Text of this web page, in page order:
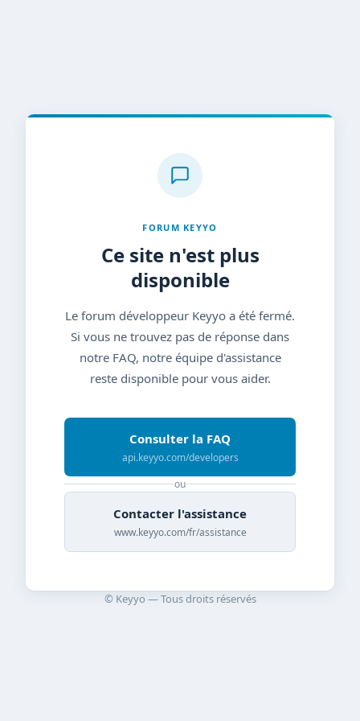
FORUM KEYYO
Ce site n'est plus
disponible
Le forum développeur Keyyo a été fermé.
Si vous ne trouvez pas de réponse dans
notre FAQ, notre équipe d'assistance
reste disponible pour vous aider.
Consulter la FAQ
api.keyyo.com/developers
ou
Contacter l'assistance
www.keyyo.com/fr/assistance
© Keyyo — Tous droits réservés